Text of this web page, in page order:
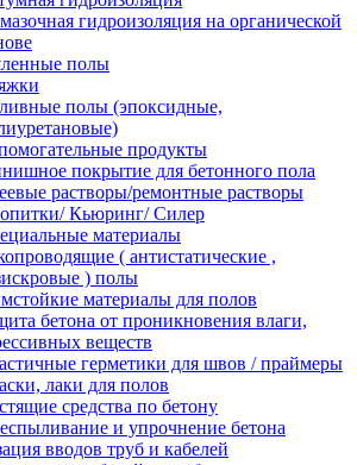
гидроизоляция на органической
полы
полы (эпоксидные,
продукты
покрытие для бетонного пола
растворы/ремонтные растворы
Кьюринг/ Силер
материалы
( антистатические ,
) полы
материалы для полов
бетона от проникновения влаги,
веществ
герметики для швов / праймеры
лаки для полов
средства по бетону
и упрочнение бетона
вводов труб и кабелей